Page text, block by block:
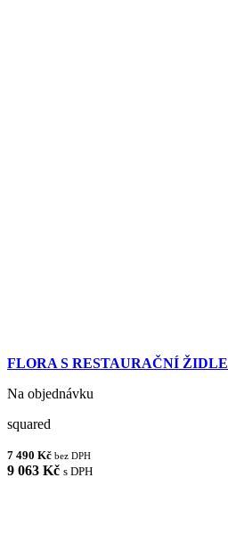
FLORA S RESTAURAČNÍ ŽIDLE
Na objednávku
squared
7 490 Kč bez DPH
9 063 Kč s DPH